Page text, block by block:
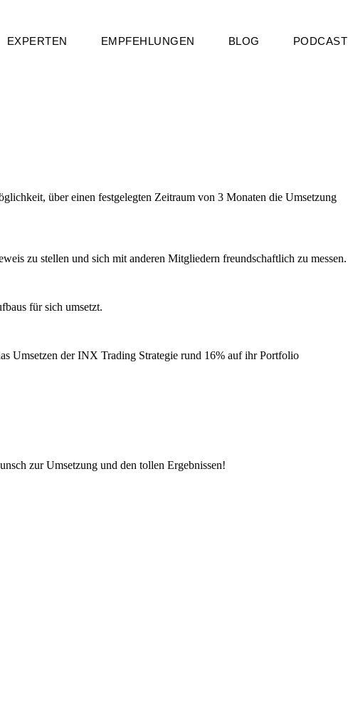
EXPERTEN EMPFEHLUNGEN BLOG PODCAST
über einen festgelegten Zeitraum von 3 Monaten die Umsetzung
zu stellen und sich mit anderen Mitgliedern freundschaftlich zu messen.
für sich umsetzt.
Umsetzen der INX Trading Strategie rund 16% auf ihr Portfolio
zur Umsetzung und den tollen Ergebnissen!